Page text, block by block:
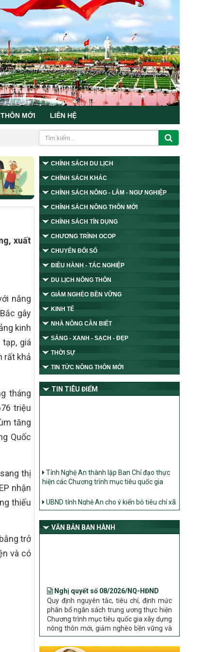
MỚI LIÊN HỆ
xuất
nắng
gây
kinh
giá
rất khả
tháng
triệu
tăng
Quốc
thị
nhận
thiếu
trở
và có
CHÍNH SÁCH DU LỊCH
CHÍNH SÁCH KHÁC
CHÍNH SÁCH NÔNG - LÂM - NGƯ NGHIỆP
CHÍNH SÁCH NÔNG THÔN MỚI
CHÍNH SÁCH TÍN DỤNG
CHƯƠNG TRÌNH OCOP
CHUYỂN ĐỔI SỐ
ĐIỀU HÀNH - TÁC NGHIỆP
DU LỊCH NÔNG THÔN
GIẢM NGHÈO BỀN VỮNG
KINH TẾ
NHÀ NÔNG CẦN BIẾT
SÁNG - XANH - SẠCH - ĐẸP
THỜI SỰ
TIN TỨC NÔNG THÔN MỚI
TIN TIÊU ĐIỂM
hiện các Chương trình mục tiêu quốc gia
Nông thôn mới
Chỉ thị về đẩy mạnh thực hiện Chương trình
mục tiêu quốc gia xây dựng nông thôn mới,
tỉnh về tình hình thực hiện các Chương trình
mục tiêu quốc gia trên địa bàn
VĂN BẢN BAN HÀNH
Quy định nguyên tắc, tiêu chí, định mức
phân bổ ngân sách trung ương thực hiện
Chương trình mục tiêu quốc gia xây dựng
nông thôn mới, giảm nghèo bền vững và
phát triển kinh tế – xã hội vùng đồng bào
dân tộc thiểu số và miền núi giai đoạn